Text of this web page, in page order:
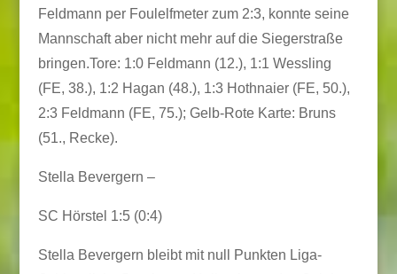
Feldmann per Foulelfmeter zum 2:3, konnte seine
Mannschaft aber nicht mehr auf die Siegerstraße
bringen.Tore: 1:0 Feldmann (12.), 1:1 Wessling
(FE, 38.), 1:2 Hagan (48.), 1:3 Hothnaier (FE, 50.),
2:3 Feldmann (FE, 75.); Gelb-Rote Karte: Bruns
(51., Recke).
Stella Bevergern –
SC Hörstel 1:5 (0:4)
Stella Bevergern bleibt mit null Punkten Liga-